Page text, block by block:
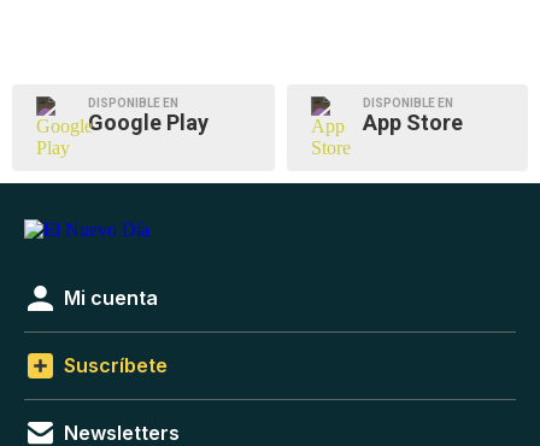
DISPONIBLE EN
Google Play
DISPONIBLE EN
App Store
Mi cuenta
Suscríbete
Newsletters